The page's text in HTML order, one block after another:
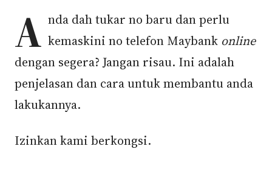
A nda dah tukar no baru dan perlu
kemaskini no telefon Maybank online
dengan segera? Jangan risau. Ini adalah
penjelasan dan cara untuk membantu anda
lakukannya.
Izinkan kami berkongsi.